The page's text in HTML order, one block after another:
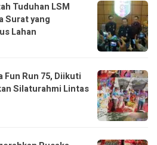
Tuduhan LSM
Surat yang
Lahan
Fun Run 75, Diikuti
Silaturahmi Lintas